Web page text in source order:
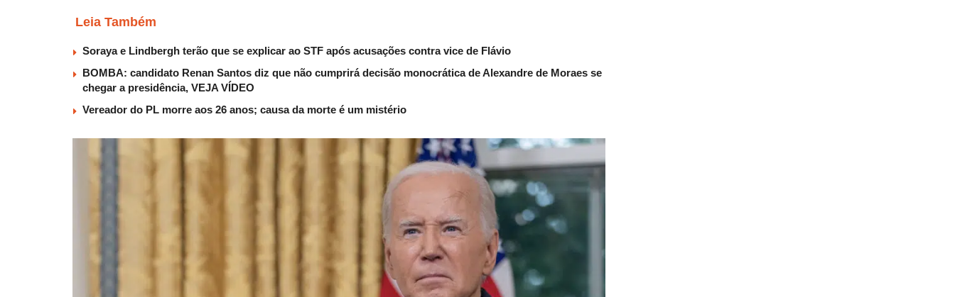
Leia Também
Soraya e Lindbergh terão que se explicar ao STF após acusações contra vice de Flávio
BOMBA: candidato Renan Santos diz que não cumprirá decisão monocrática de Alexandre de Moraes se
chegar a presidência, VEJA VÍDEO
Vereador do PL morre aos 26 anos; causa da morte é um mistério